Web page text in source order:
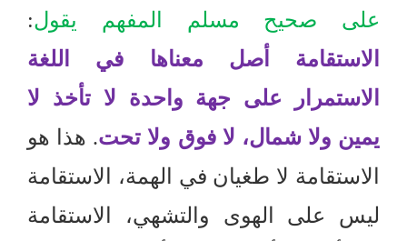
على صحيح مسلم المفهم يقول:
الاستقامة أصل معناها في اللغة
الاستمرار على جهة واحدة لا تأخذ لا
يمين ولا شمال، لا فوق ولا تحت. هذا هو
الاستقامة لا طغيان في الهمة، الاستقامة
ليس على الهوى والتشهي، الاستقامة